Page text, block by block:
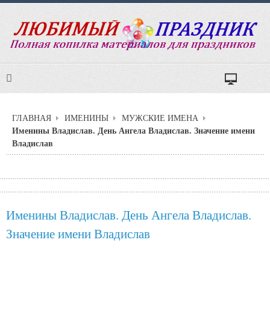
ГЛАВНАЯ ИМЕНИНЫ МУЖСКИЕ ИМЕНА
Именины Владислав. День Ангела Владислав. Значение имени
Владислав
Именины Владислав. День Ангела Владислав.
Значение имени Владислав